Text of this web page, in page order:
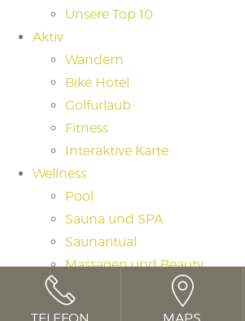
Unsere Top 10
Aktiv
Wandern
Bike Hotel
Golfurlaub
Fitness
Interaktive Karte
Wellness
Pool
Sauna und SPA
Saunaritual
Massagen und Beauty
Cookie Consent mit Real Cookie Banner